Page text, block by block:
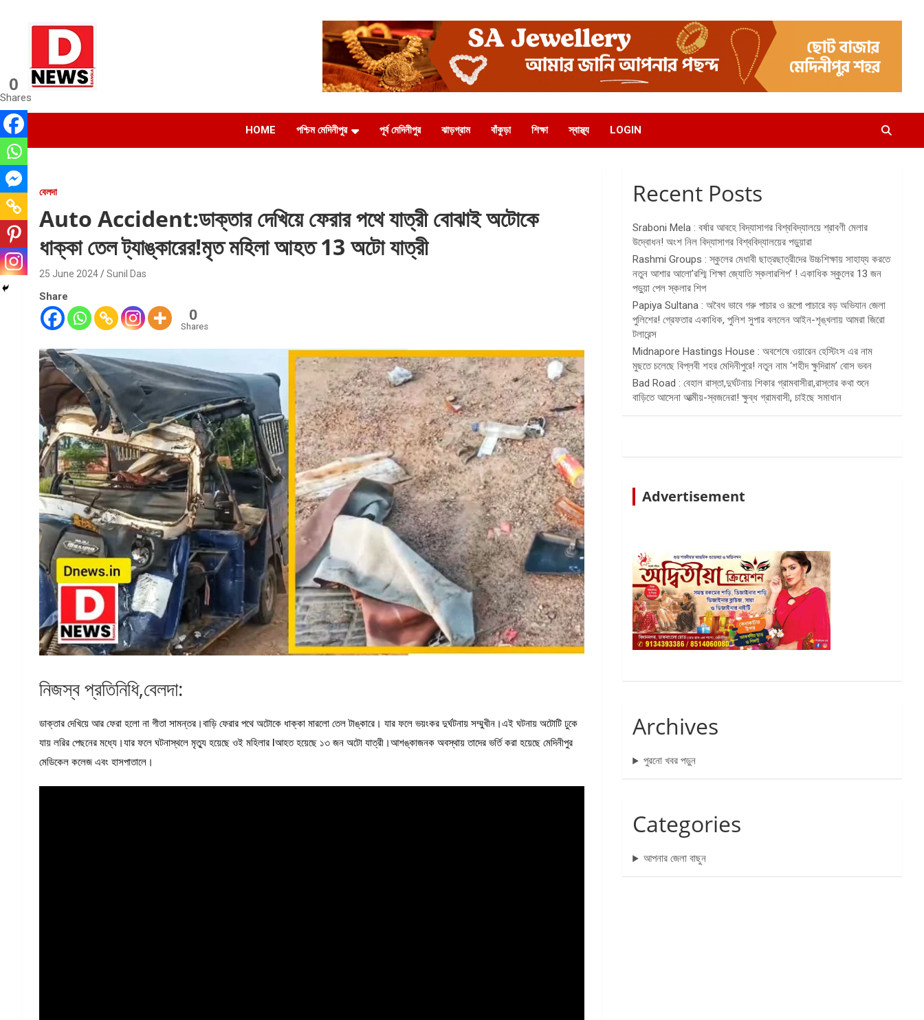
Dnews
#Medinipur #News #LatestBengali #NewsBangla
#Medinipur24X7News
HOME
পশ্চিম মেদিনীপুর পূর্ব মেদিনীপুর ঝাড়গ্রাম বাঁকুড়া শিক্ষা স্বাস্থ্য LOGIN
বেলদা
Auto Accident:ডাক্তার দেখিয়ে ফেরার পথে যাত্রী বোঝাই অটোকে
ধাক্কা তেল ট্যাঙ্কারের!মৃত মহিলা আহত 13 অটো যাত্রী
25 June 2024 Sunil Das
Share
0
Shares
নিজস্ব প্রতিনিধি,বেলদা:
ডাক্তার দেখিয়ে আর ফেরা হলো না গীতা সামন্তর।বাড়ি ফেরার পথে অটোকে ধাক্কা মারলো তেল টাঙ্কারে। যার ফলে ভয়ংকর দুর্ঘটনায় সম্মুখীন।এই ঘটনায় অটোটি ঢুকে
যায় লরির পেছনের মধ্যে।যার ফলে ঘটনাস্থলে মৃত্যু হয়েছে ওই মহিলার lআহত হয়েছে ১৩ জন অটো যাত্রী।আশঙ্কাজনক অবস্থায় তাদের ভর্তি করা হয়েছে মেদিনীপুর
মেডিকেল কলেজ এবং হাসপাতালে।
0
Shares
Recent Posts
Sraboni Mela : বর্ষার আবহে বিদ্যাসাগর বিশ্ববিদ্যালয়ে শ্রাবণী মেলার
উদ্বোধন! অংশ নিল বিদ্যাসাগর বিশ্ববিদ্যালয়ের পড়ুয়ারা
Rashmi Groups : স্কুলের মেধাবী ছাত্রছাত্রীদের উচ্চশিক্ষায় সাহায্য করতে
নতুন আশার আলো’রশ্মি শিক্ষা জ্যোতি স্কলারশিপ’ ! একাধিক স্কুলের 13 জন
পড়ুয়া পেল স্কলার শিপ
Papiya Sultana : অবৈধ ভাবে গরু পাচার ও রূপো পাচারে বড় অভিযান জেলা
পুলিশের! গ্রেফতার একাধিক, পুলিশ সুপার বললেন আইন-শৃঙ্খলায় আমরা জিরো
টলারেন্স
Midnapore Hastings House : অবশেষে ওয়ারেন হেস্টিংস এর নাম
মুছতে চলেছে বিপ্লবী শহর মেদিনীপুরে! নতুন নাম ‘শহীদ ক্ষুদিরাম’ বোস ভবন
Bad Road : বেহাল রাস্তা,দুর্ঘটনায় শিকার গ্রামবাসীরা,রাস্তার কথা শুনে
বাড়িতে আসেনা আত্মীয়-স্বজনেরা! ক্ষুব্ধ গ্রামবাসী, চাইছে সমাধান
Advertisement
Archives
পুরনো খবর পড়ুন
Categories
আপনার জেলা বাছুন